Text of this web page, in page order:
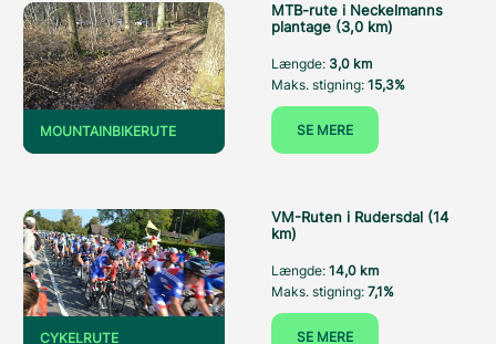
MOUNTAINBIKERUTE
MTB-rute i Neckelmanns
plantage (3,0 km)
Længde: 3,0 km
Maks. stigning: 15,3%
SE MERE
CYKELRUTE
VM-Ruten i Rudersdal (14
km)
Længde: 14,0 km
Maks. stigning: 7,1%
SE MERE